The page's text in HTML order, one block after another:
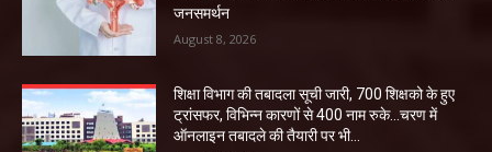
जनसमर्थन
August 8, 2026
शिक्षा विभाग की तबादला सूची जारी, 700 शिक्षको के हुए
ट्रांसफर, विभिन्न कारणों से 400 नाम रुके…चरण में
ऑनलाइन तबादले की तैयारी पर भी...